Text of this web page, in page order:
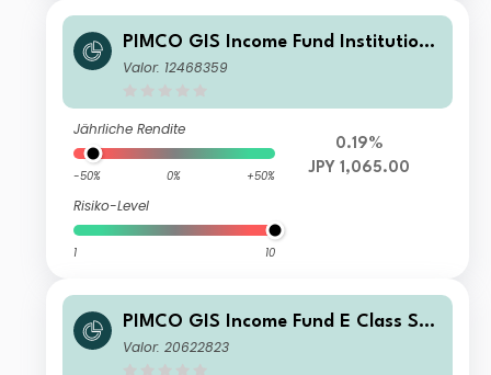
PIMCO GIS Income Fund Institutiona
l JPY (Hedged) Accumulation
Valor: 12468359
Jährliche Rendite
-50% 0% +50%
Risiko-Level
1 10
0.19%
JPY 1,065.00
PIMCO GIS Income Fund E Class SG
D (Hedged) Income
Valor: 20622823